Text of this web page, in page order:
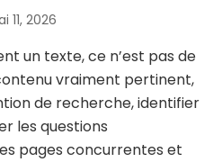
11, 2026
un texte, ce n’est pas de
vraiment pertinent,
de recherche, identifier
les questions
pages concurrentes et